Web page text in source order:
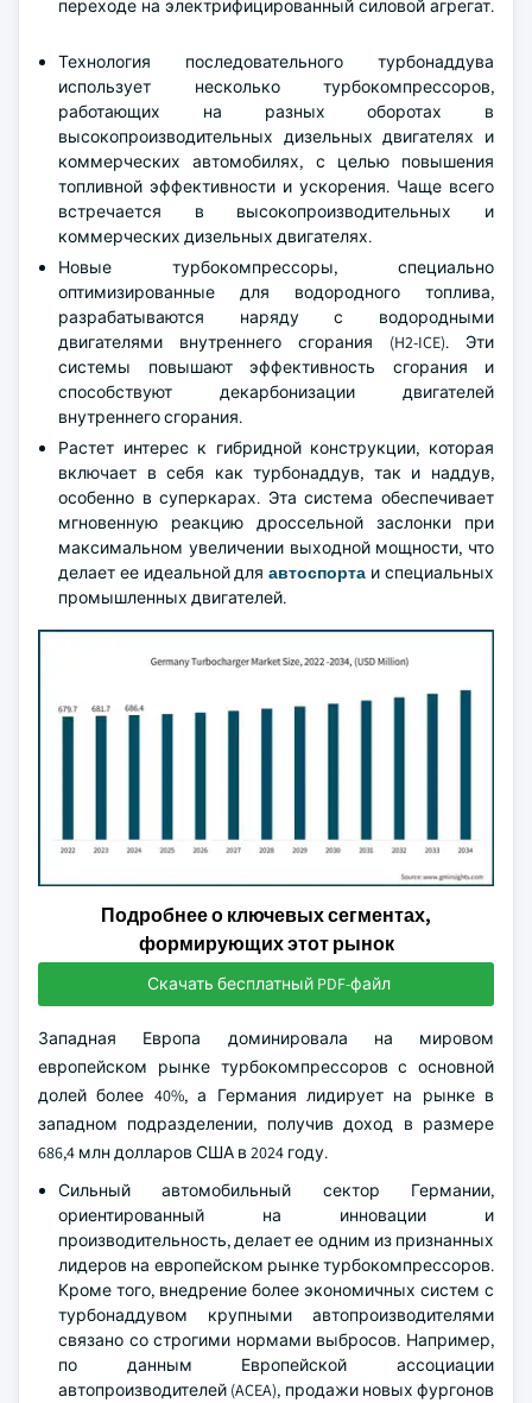
переходе на электрифицированный силовой агрегат.
Технология последовательного турбонаддува
использует несколько турбокомпрессоров,
работающих на разных оборотах в
высокопроизводительных дизельных двигателях и
коммерческих автомобилях, с целью повышения
топливной эффективности и ускорения. Чаще всего
встречается в высокопроизводительных и
коммерческих дизельных двигателях.
Новые турбокомпрессоры, специально
оптимизированные для водородного топлива,
разрабатываются наряду с водородными
двигателями внутреннего сгорания (H2-ICE). Эти
системы повышают эффективность сгорания и
способствуют декарбонизации двигателей
внутреннего сгорания.
Растет интерес к гибридной конструкции, которая
включает в себя как турбонаддув, так и наддув,
особенно в суперкарах. Эта система обеспечивает
мгновенную реакцию дроссельной заслонки при
максимальном увеличении выходной мощности, что
делает ее идеальной дляавтоспорта и специальных
промышленных двигателей.
Подробнее о ключевых сегментах,
формирующих этот рынок
Скачать бесплатный PDF-файл
Западная Европа доминировала на мировом
европейском рынке турбокомпрессоров с основной
долей более 40%, а Германия лидирует на рынке в
западном подразделении, получив доход в размере
686,4 млн долларов США в 2024 году.
Сильный автомобильный сектор Германии,
ориентированный на инновации и
производительность, делает ее одним из признанных
лидеров на европейском рынке турбокомпрессоров.
Кроме того, внедрение более экономичных систем с
турбонаддувом крупными автопроизводителями
связано со строгими нормами выбросов. Например,
по данным Европейской ассоциации
автопроизводителей (ACEA), продажи новых фургонов